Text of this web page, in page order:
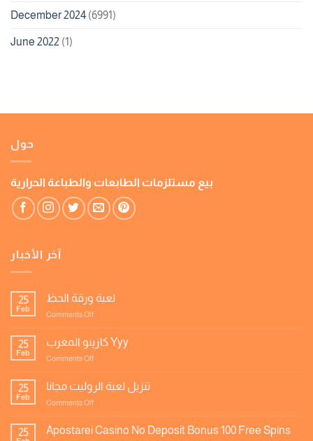
December 2024 (6991)
June 2022 (1)
حول
بيع مستلزمات الطابعات والطباعة الحرارية
آخر الأخبار
25
Feb
لعبة ورقة الحظ
Comments Offon
ورقة
الحظ
25
Feb
كازينو المغرب Yyy
Comments Offon
المغرب
Yyy
25
Feb
تنزيل لعبة الروليت مجانا
Comments Offon
لعبة
25 Apostarei Casino No Deposit Bonus 100 Free Spins